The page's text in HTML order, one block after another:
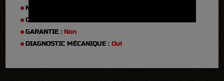
N° DE SÉRIE :
CARTE GRISE :
GARANTIE :Non
DIAGNOSTIC MÉCANIQUE :Oui